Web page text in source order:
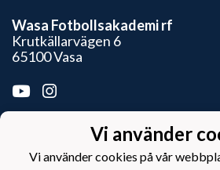
Wasa Fotbollsakademi rf
Krutkällarvägen 6
65100 Vasa
Powered by
Vi använder
Vi använder cookies på vår